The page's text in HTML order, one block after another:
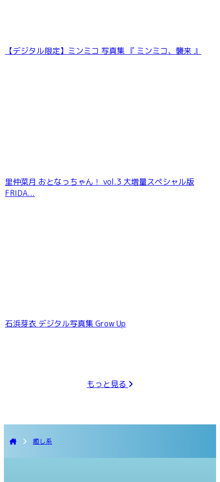
【デジタル限定】ミンミコ 写真集 『 ミンミコ、襲来 』
里仲菜月 おとなっちゃん！ vol.3 大増量スペシャル版
FRIDA...
石浜芽衣 デジタル写真集 Grow Up
もっと見る
癒し系